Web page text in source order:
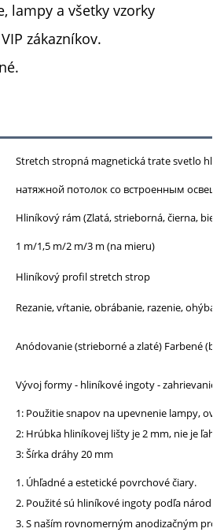
lampy a všetky vzorky
zákazníkov.
Stretch stropná magnetická trate svetlo
натяжной потолок со встроенным
Hliníkový rám (Zlatá, strieborná, čierna,
1 m/1,5 m/2 m/3 m (na mieru)
Hliníkový profil stretch strop
Rezanie, vŕtanie, obrábanie, razenie,
Anódovanie (strieborné a zlaté) Farbené
Vývoj formy - hliníkové ingoty - zahrievanie
1: Použitie snapov na upevnenie lampy,
2: Hrúbka hliníkovej lišty je 2 mm, nie je
3: Šírka dráhy 20 mm
1. Úhľadné a estetické povrchové čiary.
2. Použité sú hliníkové ingoty podľa
3. S naším rovnomerným anodizačným